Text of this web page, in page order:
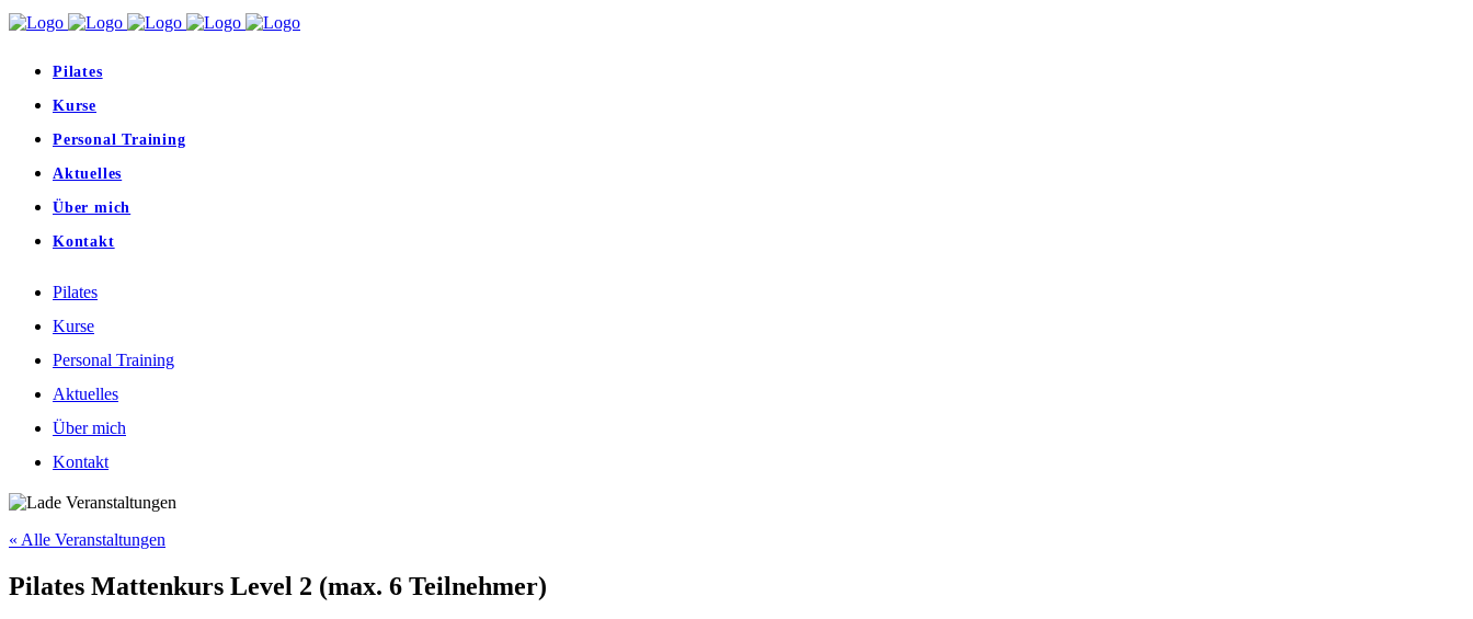
Pilates
Kurse
Personal Training
Aktuelles
Über mich
Kontakt
Pilates
Kurse
Personal Training
Aktuelles
Über mich
Kontakt
« Alle Veranstaltungen
Pilates Mattenkurs Level 2 (max. 6 Teilnehmer)